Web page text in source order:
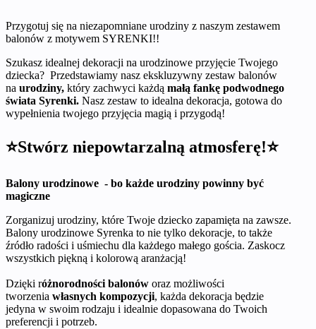
Przygotuj się na niezapomniane urodziny z naszym zestawem
balonów z motywem SYRENKI!!
Szukasz idealnej dekoracji na urodzinowe przyjęcie Twojego
dziecka? Przedstawiamy nasz ekskluzywny zestaw balonów
na urodziny, który zachwyci każdą małą fankę podwodnego
świata Syrenki. Nasz zestaw to idealna dekoracja, gotowa do
wypełnienia twojego przyjęcia magią i przygodą!
⭐Stwórz niepowtarzalną atmosferę!⭐
Balony urodzinowe - bo każde urodziny powinny być
magiczne
Zorganizuj urodziny, które Twoje dziecko zapamięta na zawsze.
Balony urodzinowe Syrenka to nie tylko dekoracje, to także
źródło radości i uśmiechu dla każdego małego gościa. Zaskocz
wszystkich piękną i kolorową aranżacją!
Dzięki różnorodności balonów oraz możliwości
tworzenia własnych kompozycji, każda dekoracja będzie
jedyna w swoim rodzaju i idealnie dopasowana do Twoich
preferencji i potrzeb.